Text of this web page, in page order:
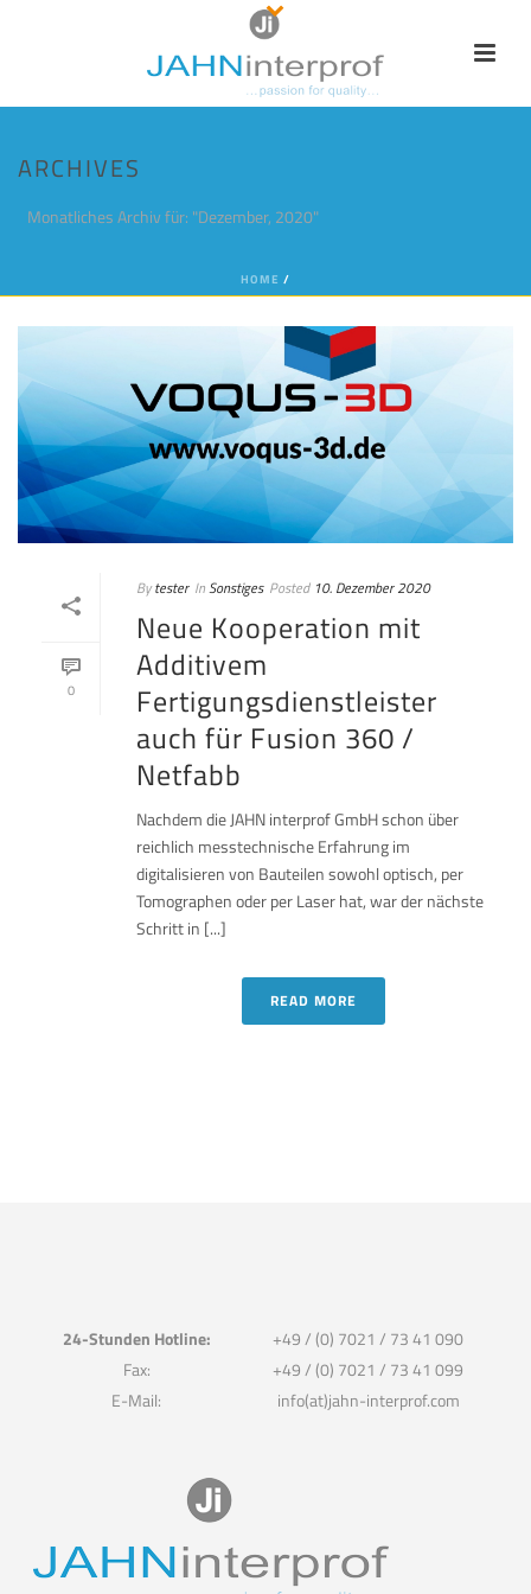
ARCHIVES
Monatliches Archiv für: "Dezember, 2020"
HOME /
0
By tester InSonstiges Posted 10. Dezember 2020
Neue Kooperation mit
Additivem
Fertigungsdienstleister
auch für Fusion 360 /
Netfabb
Nachdem die JAHN interprof GmbH schon über
reichlich messtechnische Erfahrung im
digitalisieren von Bauteilen sowohl optisch, per
Tomographen oder per Laser hat, war der nächste
Schritt in [...]
READ MORE
24-Stunden Hotline:
Fax:
E-Mail:
+49 / (0) 7021 / 73 41 090
+49 / (0) 7021 / 73 41 099
info(at)jahn-interprof.com